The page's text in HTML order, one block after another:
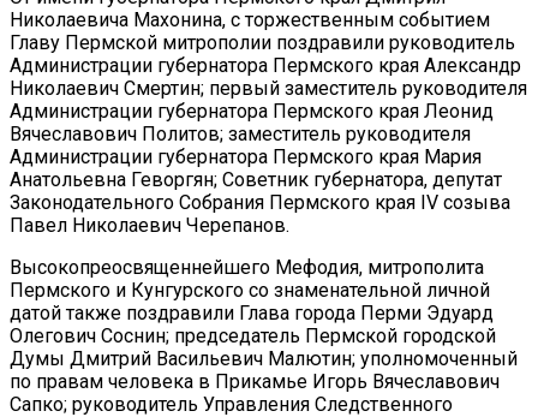
Николаевича Махонина, с торжественным событием
Главу Пермской митрополии поздравили руководитель
Администрации губернатора Пермского края Александр
Николаевич Смертин; первый заместитель руководителя
Администрации губернатора Пермского края Леонид
Вячеславович Политов; заместитель руководителя
Администрации губернатора Пермского края Мария
Анатольевна Геворгян; Советник губернатора, депутат
Законодательного Собрания Пермского края IV созыва
Павел Николаевич Черепанов.
Высокопреосвященнейшего Мефодия, митрополита
Пермского и Кунгурского со знаменательной личной
датой также поздравили Глава города Перми Эдуард
Олегович Соснин; председатель Пермской городской
Думы Дмитрий Васильевич Малютин; уполномоченный
по правам человека в Прикамье Игорь Вячеславович
Сапко; руководитель Управления Следственного